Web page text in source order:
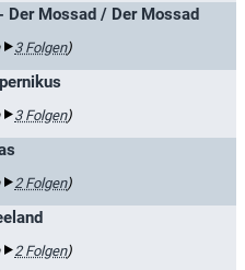
Der Mossad / Der Mossad
3 Folgen)
3 Folgen)
2 Folgen)
2 Folgen)